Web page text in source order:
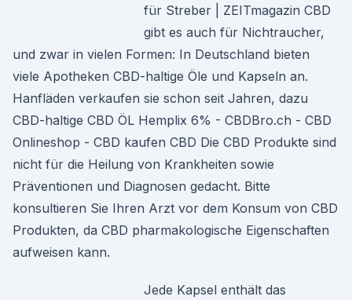
für Streber | ZEITmagazin CBD
gibt es auch für Nichtraucher,
und zwar in vielen Formen: In Deutschland bieten
viele Apotheken CBD-haltige Öle und Kapseln an.
Hanfläden verkaufen sie schon seit Jahren, dazu
CBD-haltige CBD ÖL Hemplix 6% - CBDBro.ch - CBD
Onlineshop - CBD kaufen CBD Die CBD Produkte sind
nicht für die Heilung von Krankheiten sowie
Präventionen und Diagnosen gedacht. Bitte
konsultieren Sie Ihren Arzt vor dem Konsum von CBD
Produkten, da CBD pharmakologische Eigenschaften
aufweisen kann.
Jede Kapsel enthält das